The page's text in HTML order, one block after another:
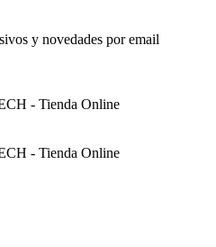
y novedades por email